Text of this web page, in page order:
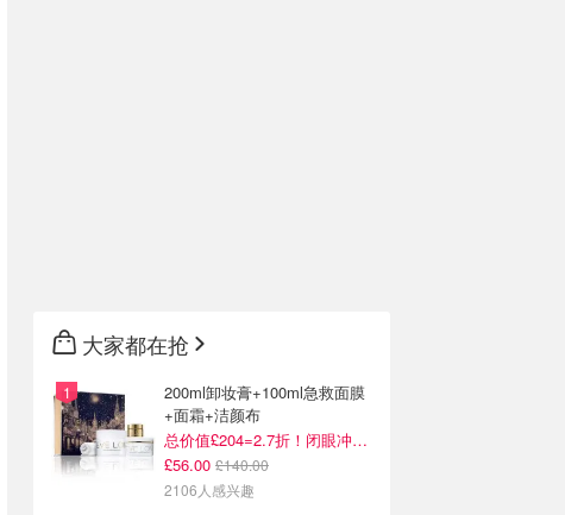
大家都在抢
200ml卸妆膏+100ml急救面膜
+面霜+洁颜布
总价值£204=2.7折！闭眼冲这套！
£56.00 £140.00
2106人感兴趣